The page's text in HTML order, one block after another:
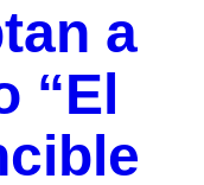
a
“El